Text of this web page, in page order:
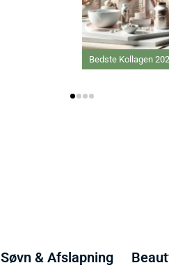
Bedste Kollagen
Søvn & Afslapning